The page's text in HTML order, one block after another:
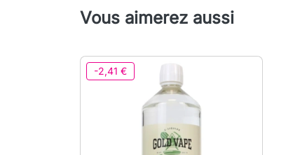
Vous aimerez aussi
-2,41 €